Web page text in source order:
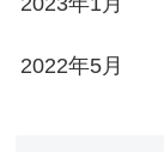
2022年5月